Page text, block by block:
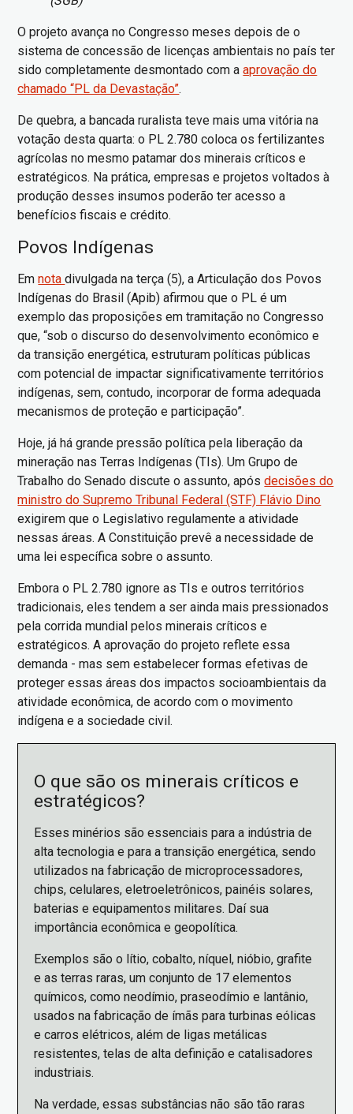
O projeto avança no Congresso meses depois de o
sistema de concessão de licenças ambientais no país ter
sido completamente desmontado com aaprovação do
chamado “PL da Devastação”.
De quebra, a bancada ruralista teve mais uma vitória na
votação desta quarta: o PL 2.780 coloca os fertilizantes
agrícolas no mesmo patamar dos minerais críticos e
estratégicos. Na prática, empresas e projetos voltados à
produção desses insumos poderão ter acesso a
benefícios fiscais e crédito.
Povos Indígenas
Emnotadivulgada na terça (5), a Articulação dos Povos
Indígenas do Brasil (Apib) afirmou que o PL é um
exemplo das proposições em tramitação no Congresso
que, “sob o discurso do desenvolvimento econômico e
da transição energética, estruturam políticas públicas
com potencial de impactar significativamente territórios
indígenas, sem, contudo, incorporar de forma adequada
mecanismos de proteção e participação”.
Hoje, já há grande pressão política pela liberação da
mineração nas Terras Indígenas (TIs). Um Grupo de
Trabalho do Senado discute o assunto, apósdecisões do
ministro do Supremo Tribunal Federal (STF) Flávio Dino
exigirem que o Legislativo regulamente a atividade
nessas áreas. A Constituição prevê a necessidade de
uma lei específica sobre o assunto.
Embora o PL 2.780 ignore as TIs e outros territórios
tradicionais, eles tendem a ser ainda mais pressionados
pela corrida mundial pelos minerais críticos e
estratégicos. A aprovação do projeto reflete essa
demanda - mas sem estabelecer formas efetivas de
proteger essas áreas dos impactos socioambientais da
atividade econômica, de acordo com o movimento
indígena e a sociedade civil.
O que são os minerais críticos e
estratégicos?
Esses minérios são essenciais para a indústria de
alta tecnologia e para a transição energética, sendo
utilizados na fabricação de microprocessadores,
chips, celulares, eletroeletrônicos, painéis solares,
baterias e equipamentos militares. Daí sua
importância econômica e geopolítica.
Exemplos são o lítio, cobalto, níquel, nióbio, grafite
e as terras raras, um conjunto de 17 elementos
químicos, como neodímio, praseodímio e lantânio,
usados na fabricação de ímãs para turbinas eólicas
e carros elétricos, além de ligas metálicas
resistentes, telas de alta definição e catalisadores
industriais.
Na verdade, essas substâncias não são tão raras